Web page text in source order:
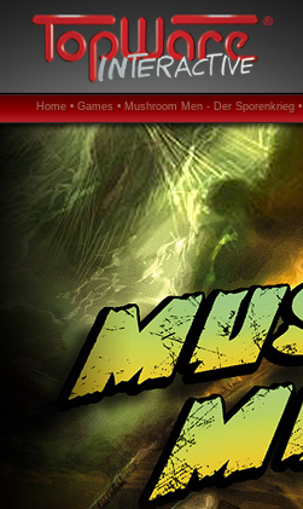
Home • Games • Mushroom Men - Der Sporenkrieg •